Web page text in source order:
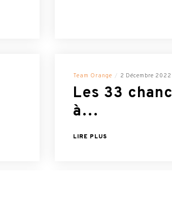
Team Orange 2 Décembre 2022
Les 33
à…
LIRE PLUS